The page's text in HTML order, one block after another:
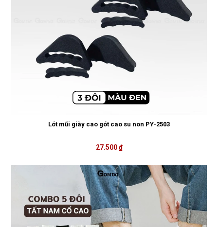
Lót mũi giày cao gót cao su non PY-2503
27.500 ₫